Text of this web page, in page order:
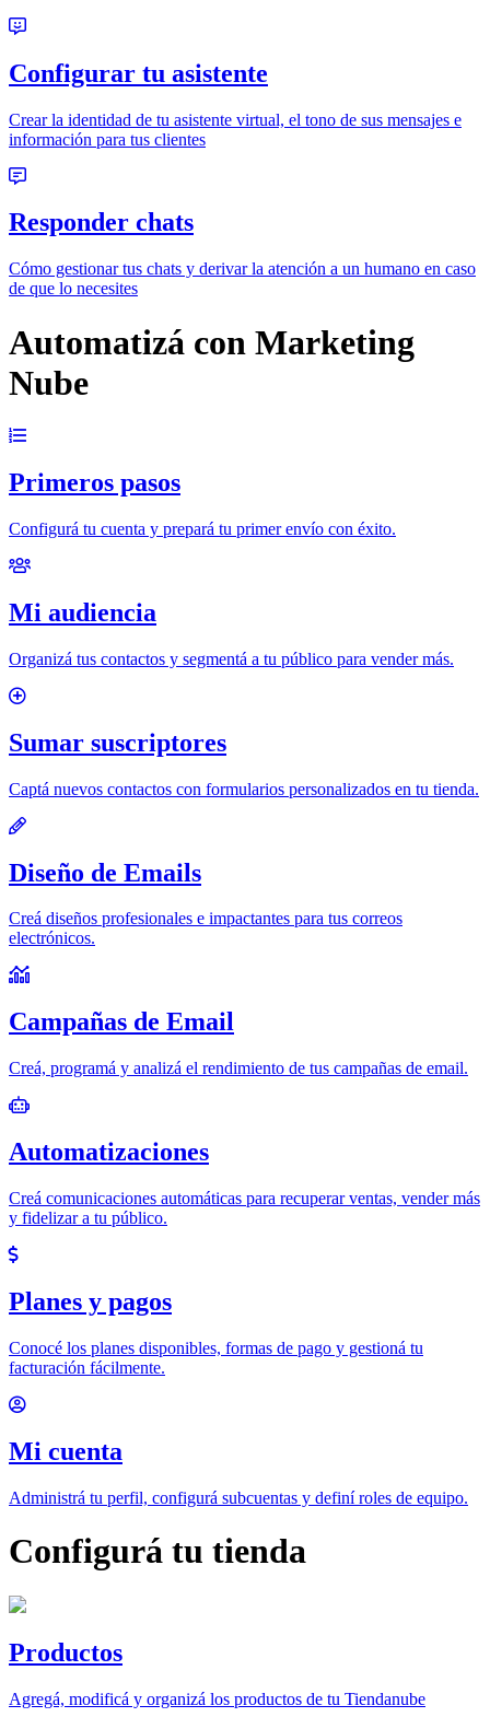
Configurar tu asistente
Crear la identidad de tu asistente virtual, el tono de sus mensajes e
información para tus clientes
Responder chats
Cómo gestionar tus chats y derivar la atención a un humano en caso
de que lo necesites
Automatizá con Marketing
Nube
Primeros pasos
Configurá tu cuenta y prepará tu primer envío con éxito.
Mi audiencia
Organizá tus contactos y segmentá a tu público para vender más.
Sumar suscriptores
Captá nuevos contactos con formularios personalizados en tu tienda.
Diseño de Emails
Creá diseños profesionales e impactantes para tus correos
electrónicos.
Campañas de Email
Creá, programá y analizá el rendimiento de tus campañas de email.
Automatizaciones
Creá comunicaciones automáticas para recuperar ventas, vender más
y fidelizar a tu público.
Planes y pagos
Conocé los planes disponibles, formas de pago y gestioná tu
facturación fácilmente.
Mi cuenta
Administrá tu perfil, configurá subcuentas y definí roles de equipo.
Configurá tu tienda
Productos
Agregá, modificá y organizá los productos de tu Tiendanube